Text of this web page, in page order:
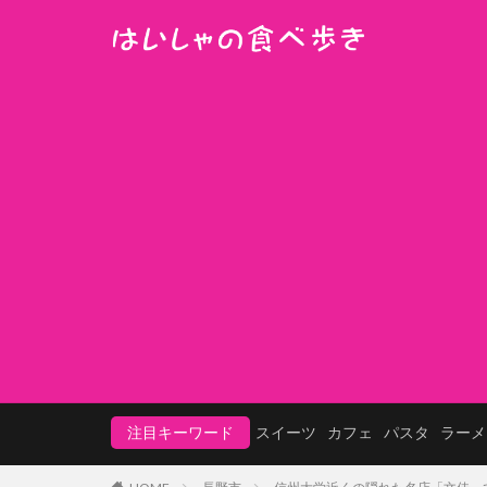
注目キーワード スイーツ カフェ パスタ ラー